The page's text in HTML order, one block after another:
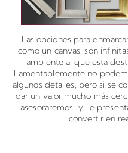
Las opciones para
como un canvas, son
ambiente al que está
Lamentablemente no
algunos detalles, pero si se
dar un valor mucho más
asesoraremos y le
convertir en